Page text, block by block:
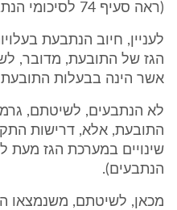
(ראה סעיף 74 לסיכומי הנתבעים).
לעניין, חיוב הנתבעת
הגז של התובעת, מדובר,
אשר הינה בבעלות התובעת
לא הנתבעים, לשיטתם,
התובעת, אלא, דרישות
הנתבעים).
מכאן, לשיטתם, משנמצאו